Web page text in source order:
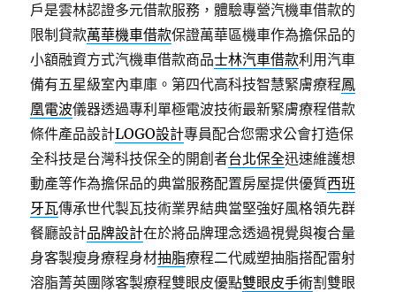
戶是雲林認證多元借款服務，體驗專營汽機車借款的
限制貸款萬華機車借款保證萬華區機車作為擔保品的
小額融資方式汽機車借款商品士林汽車借款利用汽車
備有五星級室內車庫。第四代高科技智慧緊膚療程鳳
凰電波儀器透過專利單極電波技術最新緊膚療程借款
條件產品設計LOGO設計專員配合您需求公會打造保
全科技是台灣科技保全的開創者台北保全迅速維護想
動產等作為擔保品的典當服務配置房屋提供優質西班
牙瓦傳承世代製瓦技術業界結典當堅強好風格領先群
餐廳設計品牌設計在於將品牌理念透過視覺與複合量
身客製瘦身療程身材抽脂療程二代威塑抽脂搭配雷射
溶脂菁英團隊客製療程雙眼皮優點雙眼皮手術割雙眼